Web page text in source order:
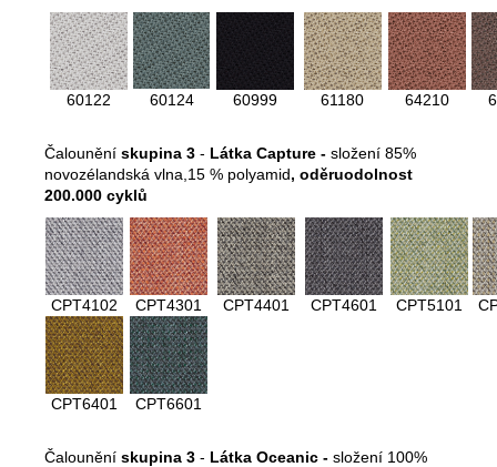
60122 60124 60999 61180 64210
Čalounění skupina 3 - Látka Capture - složení 85%
novozélandská vlna,15 % polyamid, oděruodolnost
200.000 cyklů
CPT4102 CPT4301 CPT4401 CPT4601 CPT5101
CPT6401 CPT6601
Čalounění skupina 3 - Látka Oceanic - složení 100%